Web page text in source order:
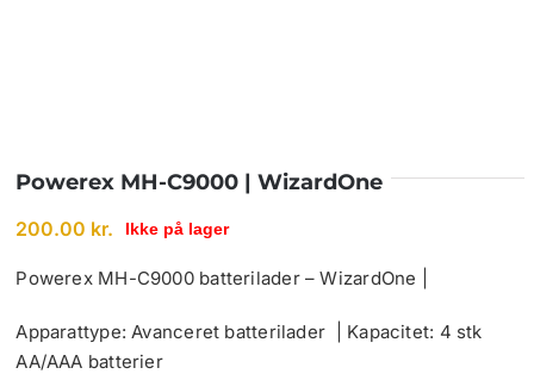
Powerex MH-C9000 | WizardOne
200.00 kr. Ikke på lager
Powerex MH-C9000 batterilader – WizardOne |
Apparattype: Avanceret batterilader | Kapacitet: 4 stk
AA/AAA batterier